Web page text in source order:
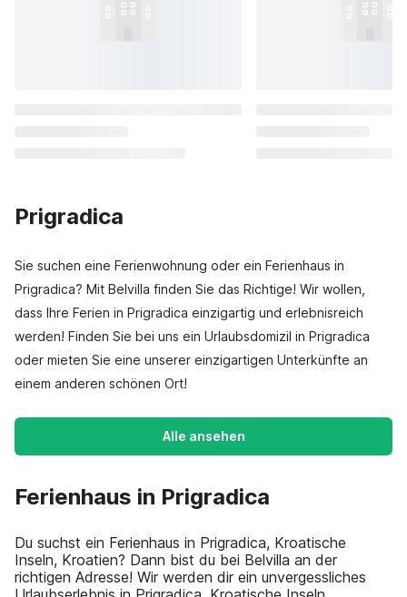
Prigradica
Sie suchen eine Ferienwohnung oder ein Ferienhaus in
Prigradica? Mit Belvilla finden Sie das Richtige! Wir wollen,
dass Ihre Ferien in Prigradica einzigartig und erlebnisreich
werden! Finden Sie bei uns ein Urlaubsdomizil in Prigradica
oder mieten Sie eine unserer einzigartigen Unterkünfte an
einem anderen schönen Ort!
Alle ansehen
Ferienhaus in Prigradica
Du suchst ein Ferienhaus in Prigradica, Kroatische
Inseln, Kroatien? Dann bist du bei Belvilla an der
richtigen Adresse! Wir werden dir ein unvergessliches